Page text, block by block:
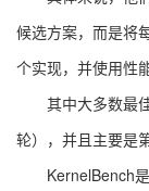
候选方案，而是将
个实现，并使用性
其中大多数最佳
轮），并且主要是
KernelBench是